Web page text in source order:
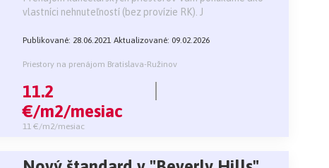
vlastníci nehnuteľností (bez provízie RK). J
Publikované: 28.06.2021 Aktualizované: 09.02.2026
Priestory na prenájom Bratislava-Ružinov
11.2
€/m2/mesiac
11 €/m2/mesiac